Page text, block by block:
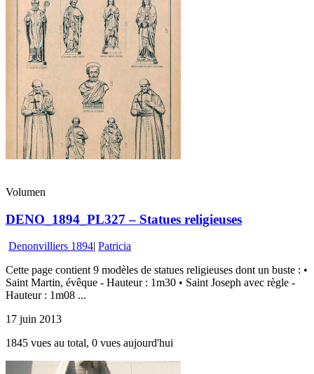
Volumen
DENO_1894_PL327 – Statues religieuses
Denonvilliers 1894| Patricia
Cette page contient 9 modèles de statues religieuses dont un buste : •
Saint Martin, évêque - Hauteur : 1m30 • Saint Joseph avec règle -
Hauteur : 1m08 ...
17 juin 2013
1845 vues au total, 0 vues aujourd'hui